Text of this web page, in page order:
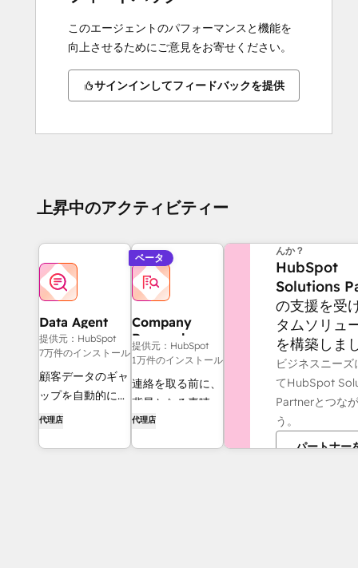
このエージェントのパフォーマンスと機能を
向上させるためにご意見をお寄せください。
サインインしてフィードバックを提供
上昇中のアクティビティー
Data Agent
提供元：HubSpot
7万件のインストール
顧客データのギャ
ップを自動的に埋
める
代理店
ベータ
Company
Research
Agent
提供元：HubSpot
1万件のインストール
連絡を取る前に、
背景となる素晴ら
しい情報を得るた
代理店
んか？
HubSpot
Solutions
の支援を受
タムソリュ
を構築しま
ビジネスニーズ
てHubSpot
Partnerとつな
う。
パートナー